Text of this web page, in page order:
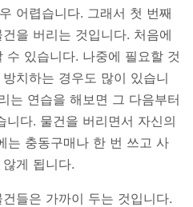
어렵습니다. 그래서 첫 번째
을 버리는 것입니다. 처음에
있습니다. 나중에 필요할 것
치하는 경우도 많이 있습니
는 연습을 해보면 그 다음부터
다. 물건을 버리면서 자신의
는 충동구매나 한 번 쓰고 사
게 됩니다.
들은 가까이 두는 것입니다.